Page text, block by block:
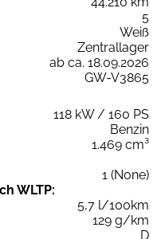
5
Weiß
Zentrallager
ab ca. 18.09.2026
GW-V3865
118 kW / 160 PS
Benzin
1.469 cm³
1 (None)
WLTP:
5,7 l/100km
129 g/km
D